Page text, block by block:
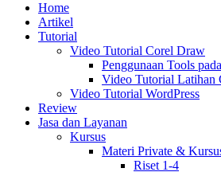
Home
Artikel
Tutorial
Video Tutorial Corel Draw
Penggunaan Tools
Video Tutorial Latihan
Video Tutorial WordPress
Review
Jasa dan Layanan
Kursus
Materi Private &
Riset 1-4